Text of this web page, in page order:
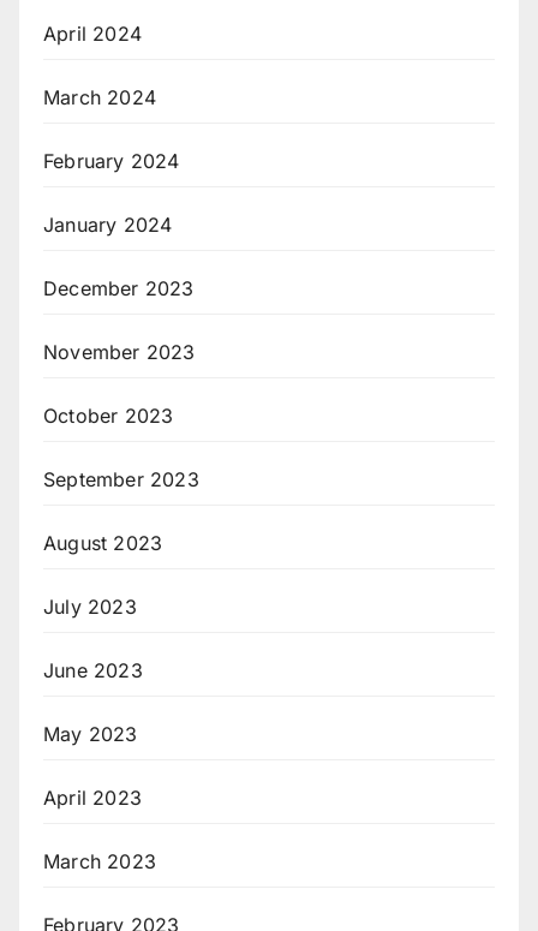
April 2024
March 2024
February 2024
January 2024
December 2023
November 2023
October 2023
September 2023
August 2023
July 2023
June 2023
May 2023
April 2023
March 2023
February 2023